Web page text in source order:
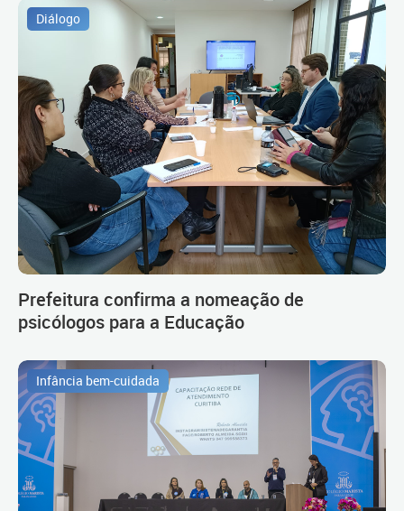
Diálogo
Prefeitura confirma a nomeação de
psicólogos para a Educação
Infância bem-cuidada